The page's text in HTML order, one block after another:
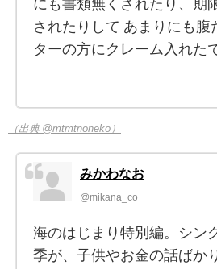
にも書類無くされたり、期
されたりして あまりにも腹
ターの方にクレーム入れた
（出典 @mtmtnoneko）
みかわなお
@mikana_co
海のはじまり特別編。シン
季が、子供やお金の話ばか